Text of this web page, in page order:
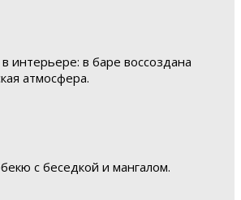
интерьере: в баре воссоздана
атмосфера.
с беседкой и мангалом.